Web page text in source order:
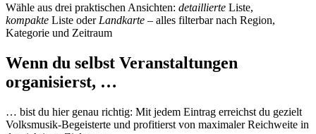
Wähle aus drei praktischen Ansichten: detaillierte Liste,
kompakte Liste oder Landkarte – alles filterbar nach Region,
Kategorie und Zeitraum
Wenn du selbst Veranstaltungen
organisierst, …
… bist du hier genau richtig: Mit jedem Eintrag erreichst du gezielt
Volksmusik-Begeisterte und profitierst von maximaler Reichweite in